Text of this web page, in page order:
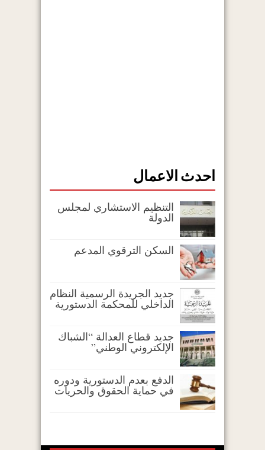
احدث الاعمال
التنظيم الاستشاري لمجلس
الدولة
السكن الترقوي المدعم
جديد الجريدة الرسمية النظام
الداخلي للمحكمة الدستورية
جديد قطاع العدالة “الشباك
الإلكتروني الوطني”
الدفع بعدم الدستورية ودوره
في حماية الحقوق والحريات